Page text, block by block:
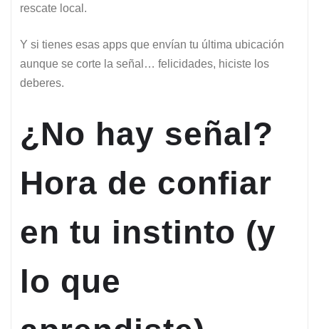
rescate local.
Y si tienes esas apps que envían tu última ubicación
aunque se corte la señal… felicidades, hiciste los
deberes.
¿No hay señal?
Hora de confiar
en tu instinto (y
lo que